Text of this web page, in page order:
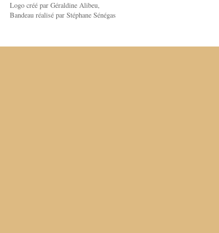
Logo créé par Géraldine Alibeu,
Bandeau réalisé par Stéphane Sénégas